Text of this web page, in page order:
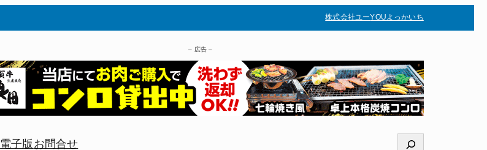
株式会社ユーYOUよっかいち
– 広告 –
電子版 お問合せ
検